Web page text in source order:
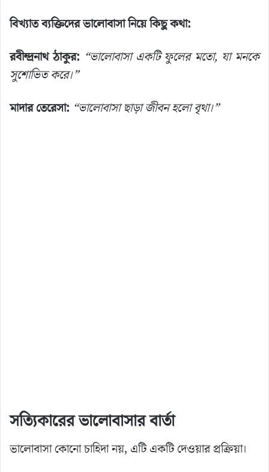
বিখ্যাত ব্যক্তিদের ভালোবাসা নিয়ে কিছু কথা:
রবীন্দ্রনাথ ঠাকুর: “ভালোবাসা একটি ফুলের মতো, যা মনকে
সুশোভিত করে।”
মাদার তেরেসা: “ভালোবাসা ছাড়া জীবন হলো বৃথা।”
সত্যিকারের ভালোবাসার বার্তা
ভালোবাসা কোনো চাহিদা নয়, এটি একটি দেওয়ার প্রক্রিয়া।